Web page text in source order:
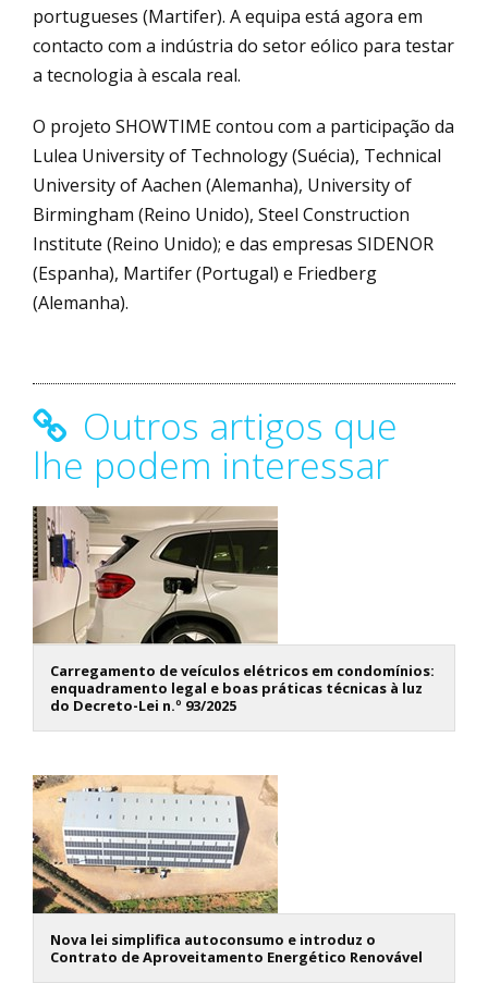
portugueses (Martifer). A equipa está agora em
contacto com a indústria do setor eólico para testar
a tecnologia à escala real.
O projeto SHOWTIME contou com a participação da
Lulea University of Technology (Suécia), Technical
University of Aachen (Alemanha), University of
Birmingham (Reino Unido), Steel Construction
Institute (Reino Unido); e das empresas SIDENOR
(Espanha), Martifer (Portugal) e Friedberg
(Alemanha).
Outros artigos que
lhe podem interessar
Carregamento de veículos elétricos em condomínios:
enquadramento legal e boas práticas técnicas à luz
do Decreto-Lei n.º 93/2025
Nova lei simplifica autoconsumo e introduz o
Contrato de Aproveitamento Energético Renovável